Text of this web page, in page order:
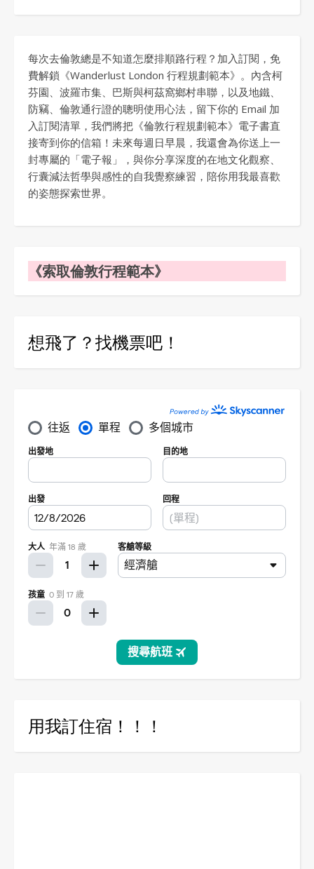
每次去倫敦總是不知道怎麼排順路行程？加入訂閱，免
費解鎖《Wanderlust London 行程規劃範本》。內含柯
芬園、波羅市集、巴斯與柯茲窩鄉村串聯，以及地鐵、
防竊、倫敦通行證的聰明使用心法，留下你的 Email 加
入訂閱清單，我們將把《倫敦行程規劃範本》電子書直
接寄到你的信箱！未來每週日早晨，我還會為你送上一
封專屬的「電子報」，與你分享深度的在地文化觀察、
行囊減法哲學與感性的自我覺察練習，陪你用我最喜歡
的姿態探索世界。
《索取倫敦行程範本》
想飛了？找機票吧！
用我訂住宿！！！